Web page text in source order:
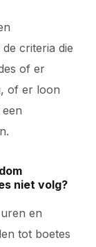
criteria die
of er
of er loon
niet volg?
en
tot boetes